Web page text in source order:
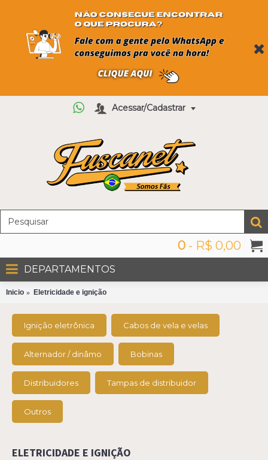
Acessar/Cadastrar
0 - R$ 0,00
DEPARTAMENTOS
Inicio Eletricidade e ignição
Ignição eletrônica Cabos de vela e velas
Alternador / dinâmo Bobinas
Distribuidores Tampas de distribuidor
Outros
ELETRICIDADE E IGNIÇÃO